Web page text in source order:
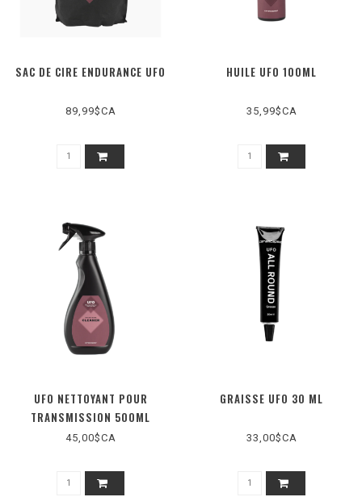
SAC DE CIRE ENDURANCE UFO
89,99$CA
HUILE UFO 100ML
35,99$CA
UFO NETTOYANT POUR
TRANSMISSION 500ML
45,00$CA
GRAISSE UFO 30 ML
33,00$CA